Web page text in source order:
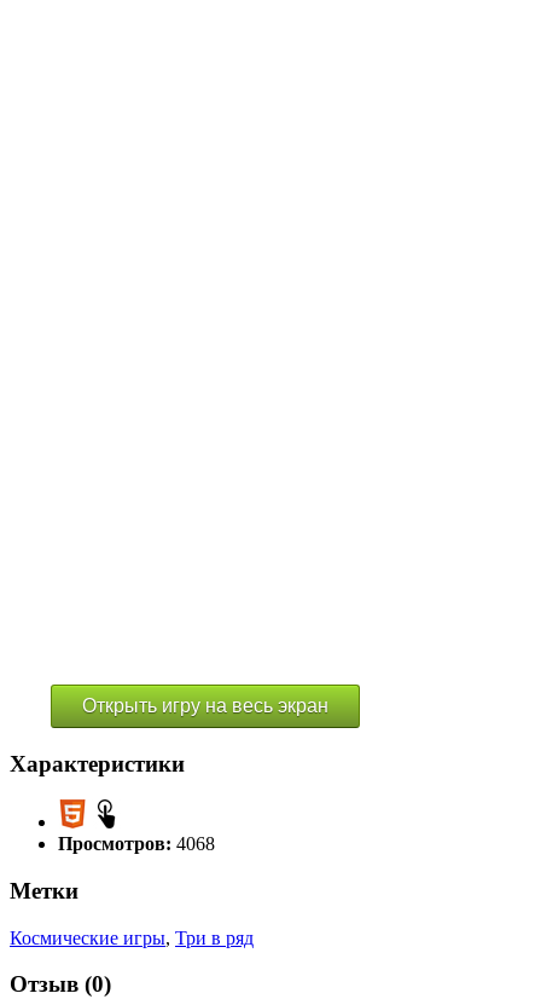
Открыть игру на весь экран
Характеристики
Просмотров: 4068
Метки
Космические игры, Три в ряд
Отзыв (0)